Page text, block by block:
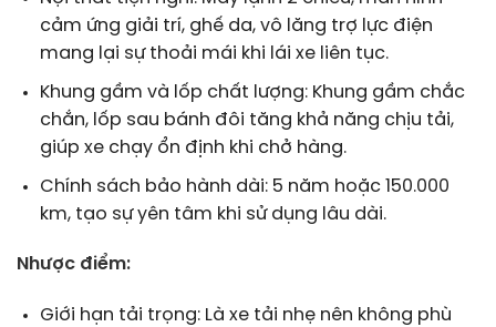
cảm ứng giải trí, ghế da, vô lăng trợ lực điện
mang lại sự thoải mái khi lái xe liên tục.
Khung gầm và lốp chất lượng: Khung gầm chắc
chắn, lốp sau bánh đôi tăng khả năng chịu tải,
giúp xe chạy ổn định khi chở hàng.
Chính sách bảo hành dài: 5 năm hoặc 150.000
km, tạo sự yên tâm khi sử dụng lâu dài.
Nhược điểm:
Giới hạn tải trọng: Là xe tải nhẹ nên không phù